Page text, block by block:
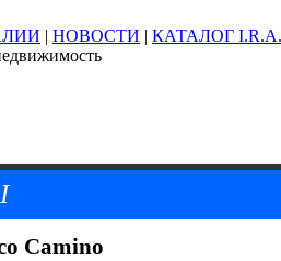
| НОВОСТИ | КАТАЛОГ I.R.A.
Camino